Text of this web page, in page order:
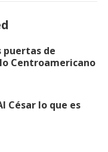
puertas de
Centroamericano
César lo que es